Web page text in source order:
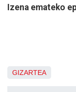
Izena emateko
GIZARTEA